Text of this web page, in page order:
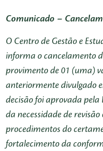
Comunicado –
O Centro de Gestão e
informa o cancelamento
provimento de 01 (uma)
anteriormente divulgado
decisão foi aprovada pela
da necessidade de
procedimentos do
fortalecimento da